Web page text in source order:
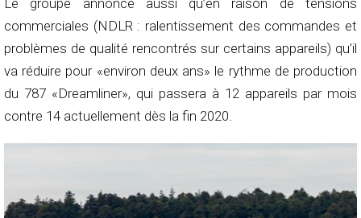
Le groupe annonce aussi qu’en raison de tensions
commerciales (NDLR : ralentissement des commandes et
problèmes de qualité rencontrés sur certains appareils) qu’il
va réduire pour «environ deux ans» le rythme de production
du 787 «Dreamliner», qui passera à 12 appareils par mois
contre 14 actuellement dès la fin 2020.